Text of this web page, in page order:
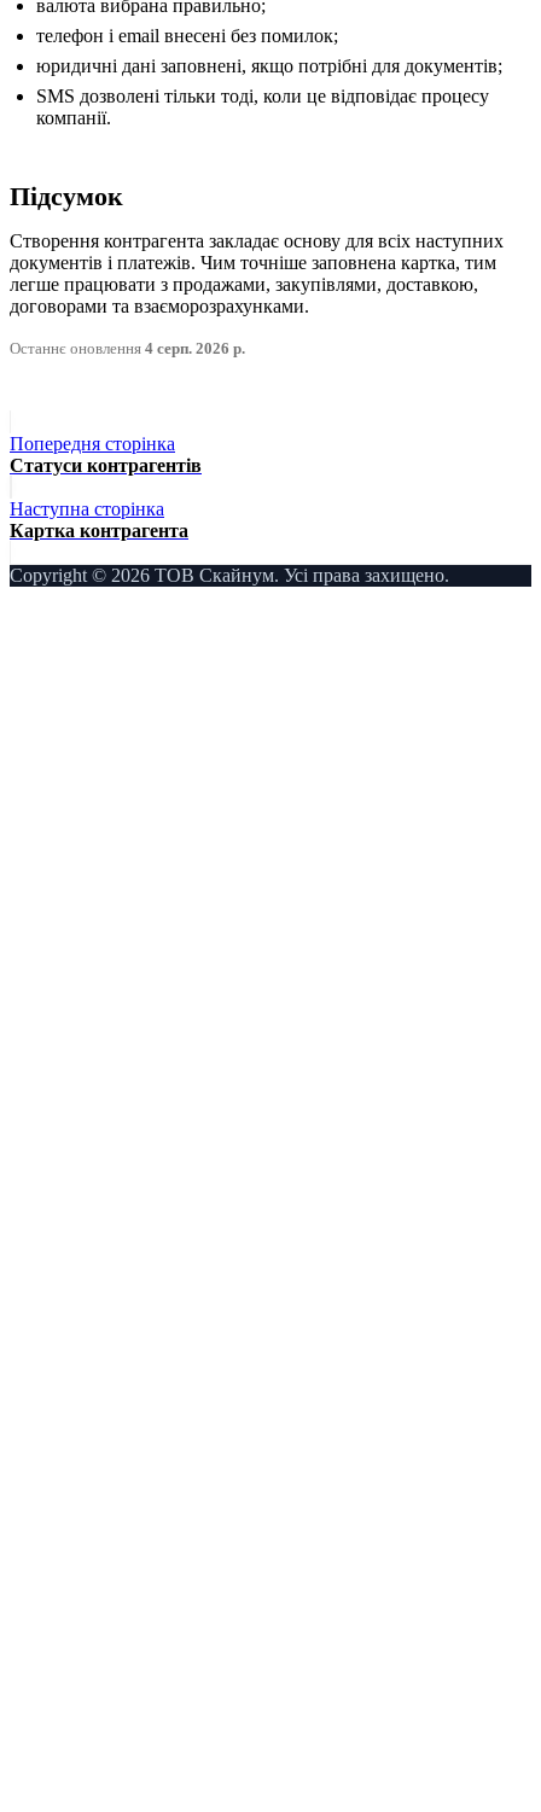
валюта вибрана правильно;
телефон і email внесені без помилок;
юридичні дані заповнені, якщо потрібні для документів;
SMS дозволені тільки тоді, коли це відповідає процесу
компанії.
Підсумок
Створення контрагента закладає основу для всіх наступних
документів і платежів. Чим точніше заповнена картка, тим
легше працювати з продажами, закупівлями, доставкою,
договорами та взаєморозрахунками.
Останнє оновлення 4 серп. 2026 р.
Попередня сторінка
Статуси контрагентів
Наступна сторінка
Картка контрагента
Copyright © 2026 ТОВ Скайнум. Усі права захищено.